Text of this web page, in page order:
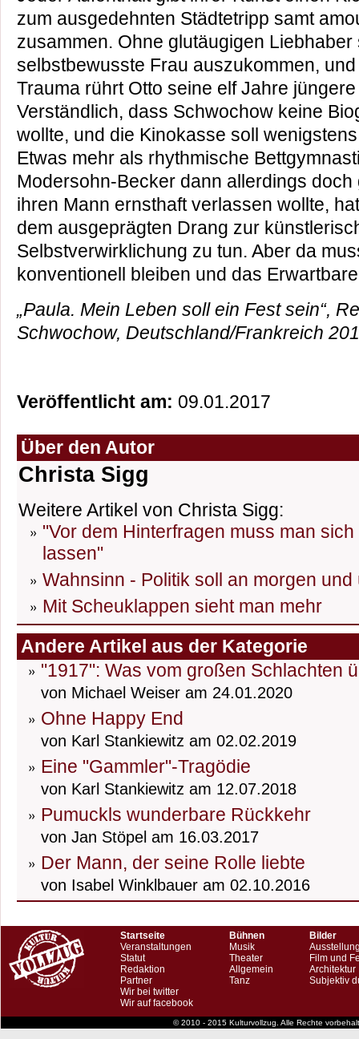
zum ausgedehnten Städtetripp samt
zusammen. Ohne glutäugigen
selbstbewusste Frau auszukommen,
Trauma rührt Otto seine elf Jahre
Verständlich, dass Schwochow keine
wollte, und die Kinokasse soll
Etwas mehr als rhythmische
Modersohn-Becker dann allerdings
ihren Mann ernsthaft verlassen wollte,
dem ausgeprägten Drang zur
Selbstverwirklichung zu tun. Aber da
konventionell bleiben und das
„Paula. Mein Leben soll ein Fest sein“,
Schwochow, Deutschland/Frankreich
Veröffentlicht am: 09.01.2017
Über den Autor
Christa Sigg
Weitere Artikel von Christa Sigg:
"Vor dem Hinterfragen muss man
lassen"
Wahnsinn - Politik soll an morgen
Mit Scheuklappen sieht man mehr
Andere Artikel aus der Kategorie
"1917": Was vom großen Schlachten
von Michael Weiser am 24.01.2020
Ohne Happy End
von Karl Stankiewitz am 02.02.2019
Eine "Gammler"-Tragödie
von Karl Stankiewitz am 12.07.2018
Pumuckls wunderbare Rückkehr
von Jan Stöpel am 16.03.2017
Der Mann, der seine Rolle liebte
von Isabel Winklbauer am 02.10.2016
Startseite
Veranstaltungen
Statut
Redaktion
Partner
Wir bei twitter
Wir auf facebook
Bühnen
Musik
Theater
Allgemein
Tanz
Bilder
Film und
Architektur
Subjektiv
© 2010 - 2015 Kulturvollzug. Alle Rechte